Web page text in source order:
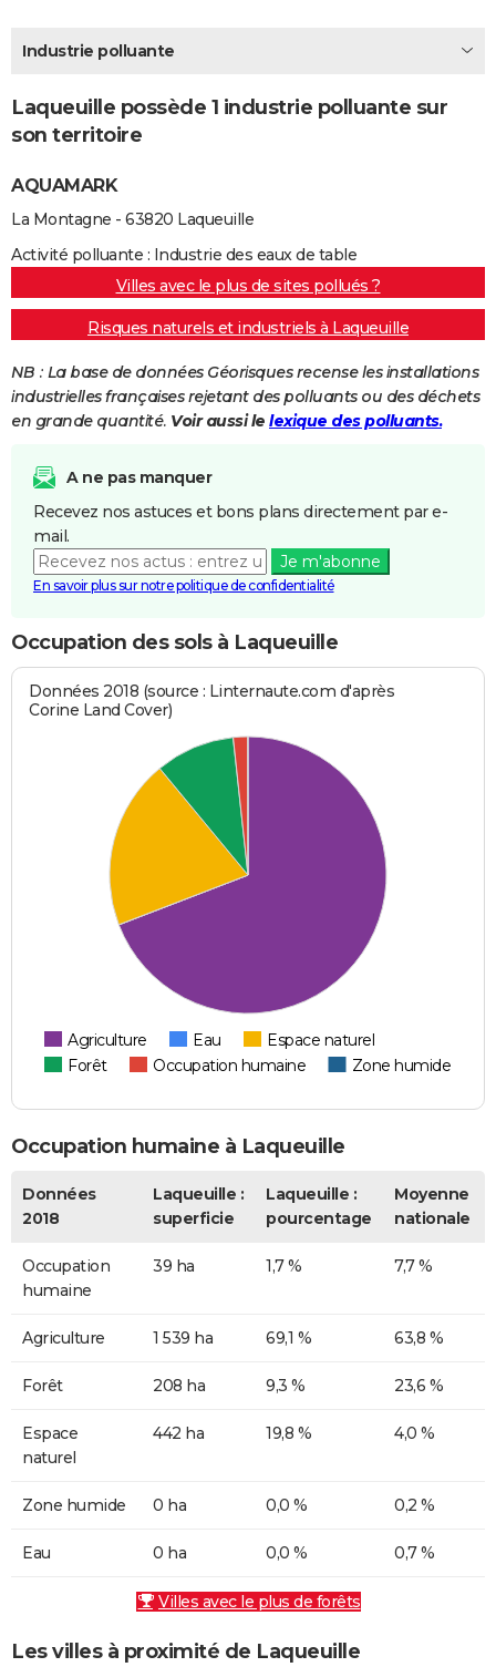
BONS PLANS
Dictionnaire
Biographies
Citations
Expressions
Proverbes
PROGRAMME TV
COPAINS D'AVANT
Se connecter
Entreprises
Service militaire
Avis de recherche
AVIS DE DÉCÈS
Bricolage
Lifestyle
Culture
Sport
Auto
Television
Voyage
Cinema
Industrie polluante
Laqueuille possède 1 industrie polluante sur
son territoire
AQUAMARK
La Montagne - 63820 Laqueuille
Activité polluante : Industrie des eaux de table
Villes avec le plus de sites pollués ?
Risques naturels et industriels à Laqueuille
NB : La base de données Géorisques recense les installations
industrielles françaises rejetant des polluants ou des déchets
en grande quantité. Voir aussi le lexique des polluants.
A ne pas manquer
Recevez nos astuces et bons plans directement par e-
mail.
Je m'abonne
En savoir plus sur notre politique de confidentialité
Occupation des sols à Laqueuille
Données 2018 (source : Linternaute.com d'après
Corine Land Cover)
Agriculture Eau
Espace naturel
Forêt
Occupation humaine Zone humide
Occupation humaine à Laqueuille
Données
2018
Laqueuille :
superficie
Laqueuille :
pourcentage
Moyenne
nationale
Occupation
humaine
39 ha 1,7 % 7,7 %
Agriculture 1 539 ha 69,1 % 63,8 %
Forêt 208 ha 9,3 % 23,6 %
Espace
naturel
442 ha 19,8 % 4,0 %
Zone humide 0 ha 0,0 % 0,2 %
Eau 0 ha 0,0 % 0,7 %
Villes avec le plus de forêts
Les villes à proximité de Laqueuille